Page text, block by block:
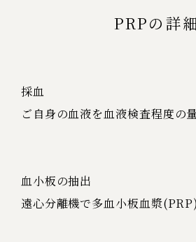
PRPの詳
採血
ご自身の血液を血液検査程度の
血小板の抽出
遠心分離機で多血小板血漿